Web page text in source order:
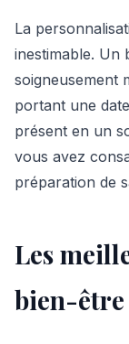
La
inestimable. Un
soigneusement
portant une
présent en un
vous avez
préparation de
Les
bien-